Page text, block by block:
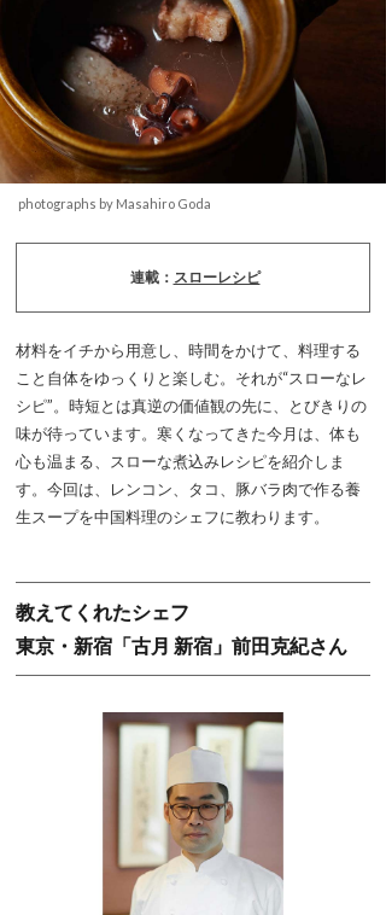
photographs by Masahiro Goda
連載： スローレシピ
材料をイチから用意し、時間をかけて、料理する
こと自体をゆっくりと楽しむ。それが“スローなレ
シピ”。時短とは真逆の価値観の先に、とびきりの
味が待っています。寒くなってきた今月は、体も
心も温まる、スローな煮込みレシピを紹介しま
す。今回は、レンコン、タコ、豚バラ肉で作る養
生スープを中国料理のシェフに教わります。
教えてくれたシェフ
東京・新宿「古月 新宿」前田克紀さん